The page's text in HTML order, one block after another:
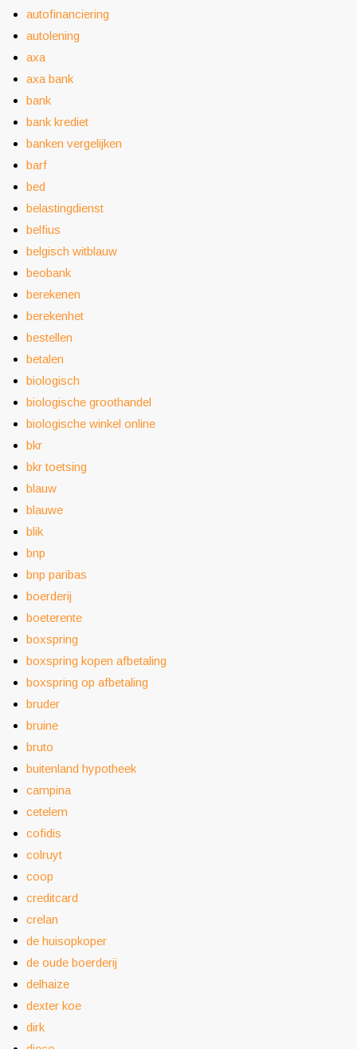
autofinanciering
autolening
axa
axa bank
bank
bank krediet
banken vergelijken
barf
bed
belastingdienst
belfius
belgisch witblauw
beobank
berekenen
berekenhet
bestellen
betalen
biologisch
biologische groothandel
biologische winkel online
bkr
bkr toetsing
blauw
blauwe
blik
bnp
bnp paribas
boerderij
boeterente
boxspring
boxspring kopen afbetaling
boxspring op afbetaling
bruder
bruine
bruto
buitenland hypotheek
campina
cetelem
cofidis
colruyt
coop
creditcard
crelan
de huisopkoper
de oude boerderij
delhaize
dexter koe
dirk